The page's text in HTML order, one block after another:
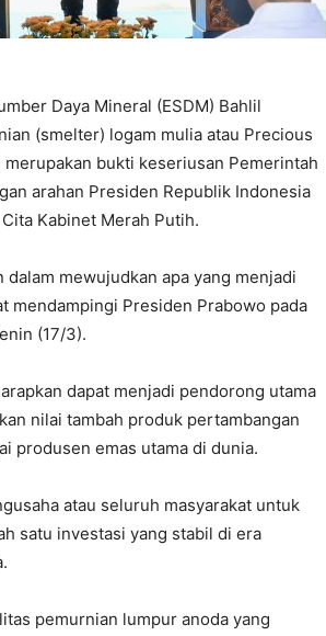
Daya Mineral (ESDM) Bahlil
(smelter) logam mulia atau Precious
bukti keseriusan Pemerintah
arahan Presiden Republik Indonesia
Kabinet Merah Putih.
mewujudkan apa yang menjadi
mendampingi Presiden Prabowo pada
(17/3).
dapat menjadi pendorong utama
nilai tambah produk pertambangan
produsen emas utama di dunia.
atau seluruh masyarakat untuk
satu investasi yang stabil di era
pemurnian lumpur anoda yang